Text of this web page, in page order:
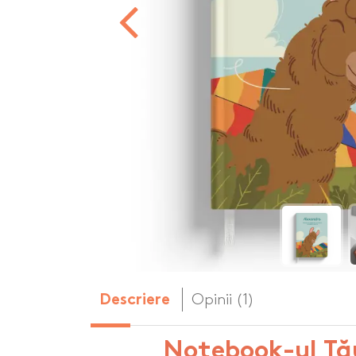
Brelocuri personalizate
Dop
de vin
Dozatoare de
personalizate
Genti de plaja
Genti sport
Ghiozdane
Halbe de bere
Huse
Descriere Opinii (1)